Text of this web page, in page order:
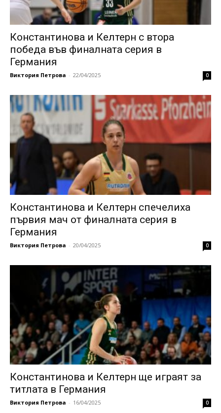
Константинова и Келтерн с втора
победа във финалната серия в
Германия
Виктория Петрова - 22/04/2025 0
Константинова и Келтерн спечелиха
първия мач от финалната серия в
Германия
Виктория Петрова - 20/04/2025 0
Константинова и Келтерн ще играят за
титлата в Германия
Виктория Петрова - 16/04/2025 0